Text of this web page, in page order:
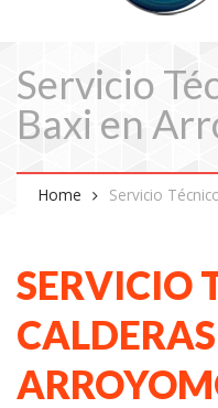
Servicio
Baxi en
Home Servicio
SERVICIO